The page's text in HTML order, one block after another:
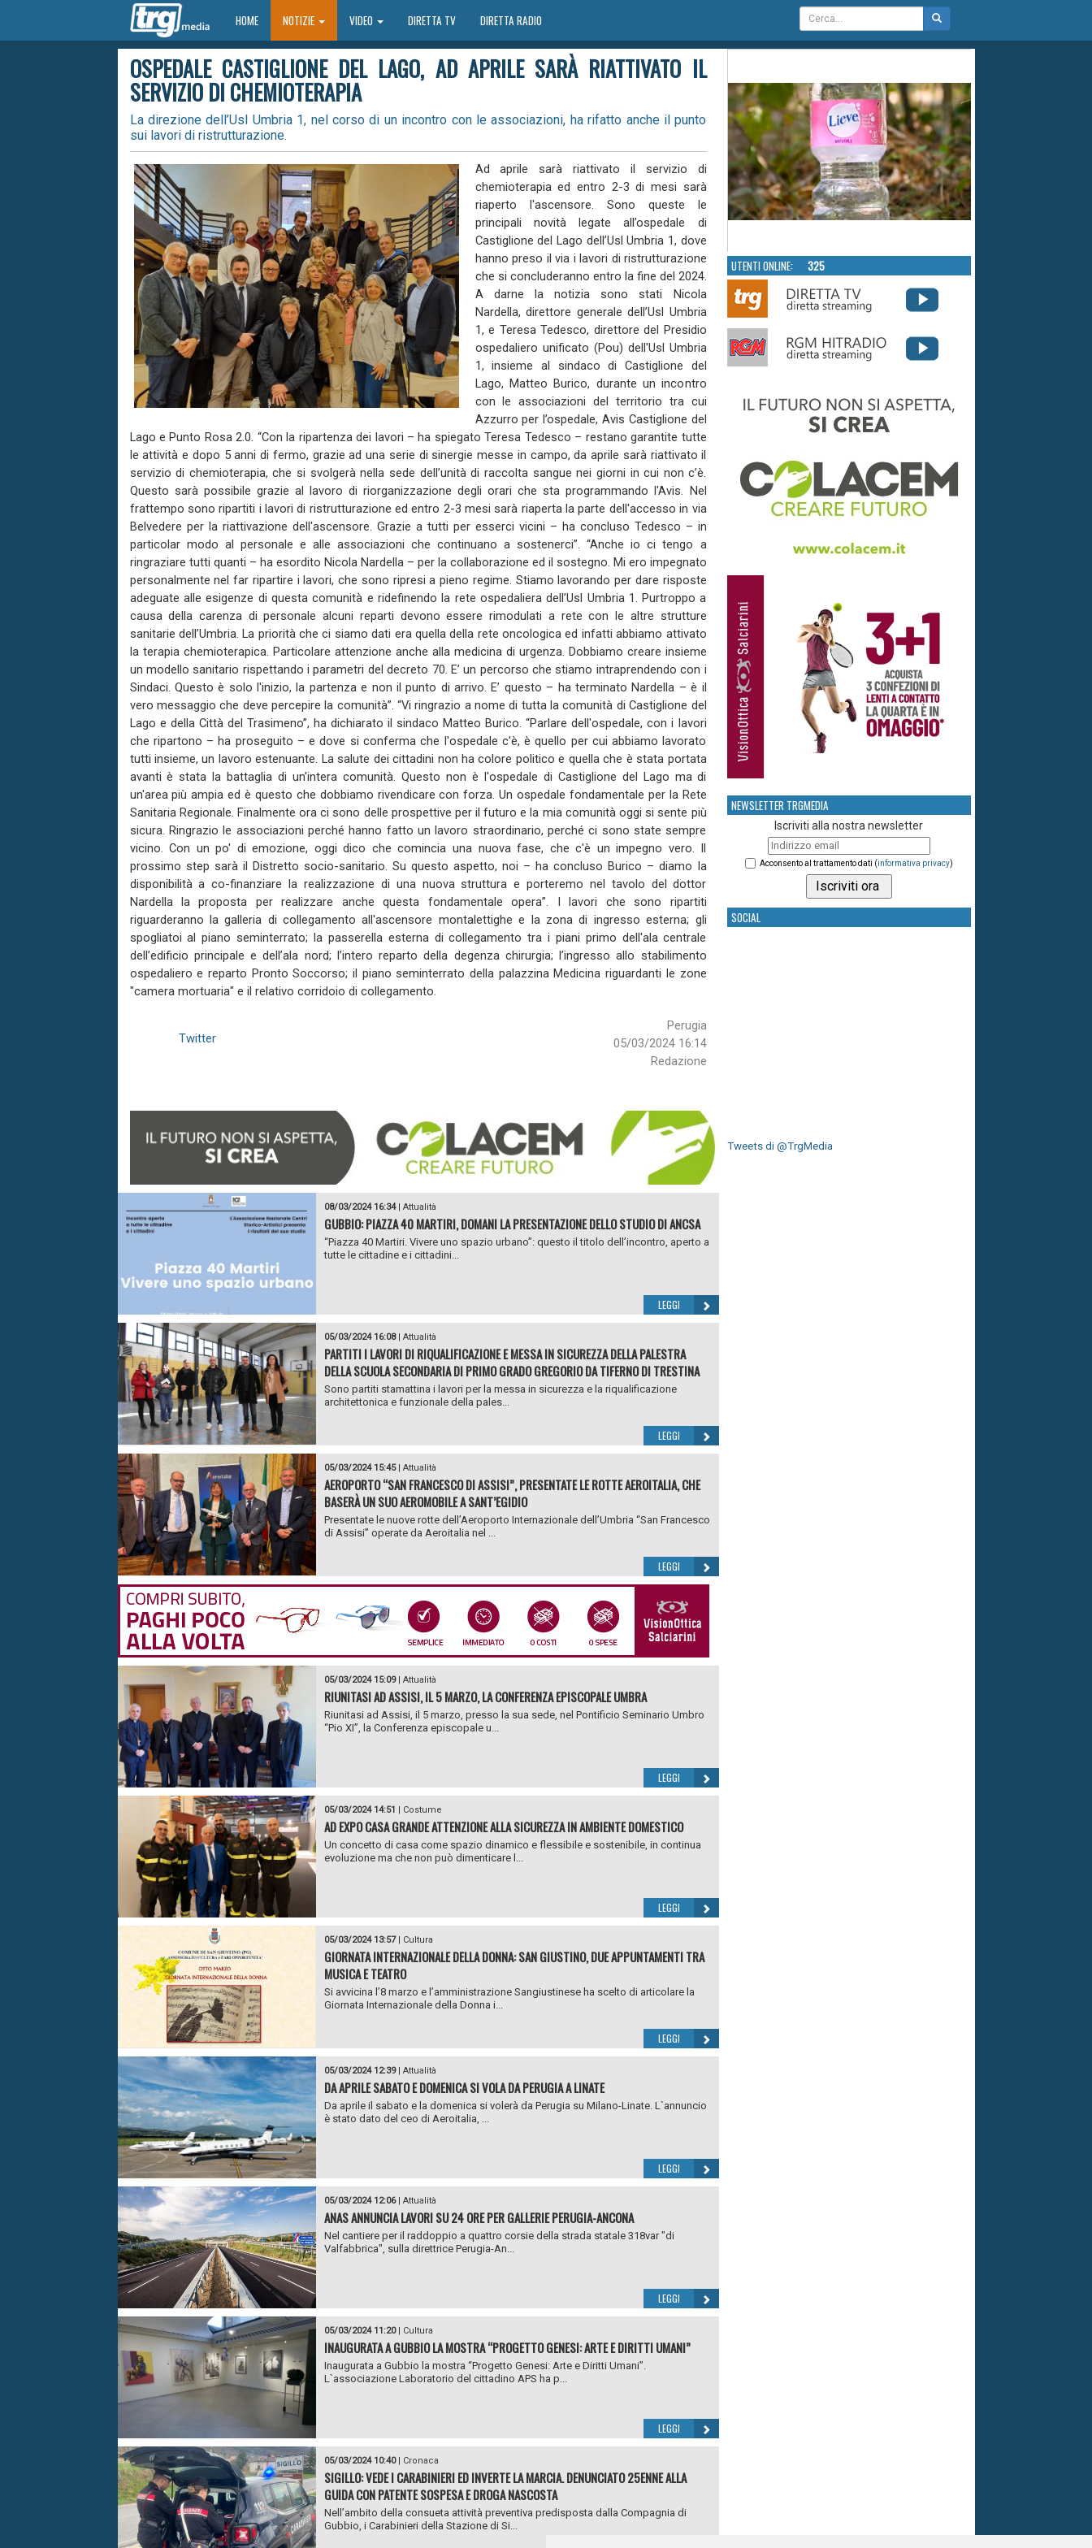
HOMEHOME NOTIZIE VIDEO DIRETTA TV DIRETTA RADIO
OSPEDALE CASTIGLIONE DEL LAGO, AD APRILE SARÀ RIATTIVATO IL
SERVIZIO DI CHEMIOTERAPIA
La direzione dell’Usl Umbria 1, nel corso di un incontro con le associazioni, ha rifatto anche il punto
sui lavori di ristrutturazione.
Ad aprile sarà riattivato il servizio di
chemioterapia ed entro 2-3 di mesi sarà
riaperto l'ascensore. Sono queste le
principali novità legate all’ospedale di
Castiglione del Lago dell’Usl Umbria 1, dove
hanno preso il via i lavori di ristrutturazione
che si concluderanno entro la fine del 2024.
A darne la notizia sono stati Nicola
Nardella, direttore generale dell’Usl Umbria
1, e Teresa Tedesco, direttore del Presidio
ospedaliero unificato (Pou) dell'Usl Umbria
1, insieme al sindaco di Castiglione del
Lago, Matteo Burico, durante un incontro
con le associazioni del territorio tra cui
Azzurro per l’ospedale, Avis Castiglione del
Lago e Punto Rosa 2.0. “Con la ripartenza dei lavori – ha spiegato Teresa Tedesco – restano garantite tutte
le attività e dopo 5 anni di fermo, grazie ad una serie di sinergie messe in campo, da aprile sarà riattivato il
servizio di chemioterapia, che si svolgerà nella sede dell’unità di raccolta sangue nei giorni in cui non c’è.
Questo sarà possibile grazie al lavoro di riorganizzazione degli orari che sta programmando l'Avis. Nel
frattempo sono ripartiti i lavori di ristrutturazione ed entro 2-3 mesi sarà riaperta la parte dell'accesso in via
Belvedere per la riattivazione dell'ascensore. Grazie a tutti per esserci vicini – ha concluso Tedesco – in
particolar modo al personale e alle associazioni che continuano a sostenerci”. “Anche io ci tengo a
ringraziare tutti quanti – ha esordito Nicola Nardella – per la collaborazione ed il sostegno. Mi ero impegnato
personalmente nel far ripartire i lavori, che sono ripresi a pieno regime. Stiamo lavorando per dare risposte
adeguate alle esigenze di questa comunità e ridefinendo la rete ospedaliera dell’Usl Umbria 1. Purtroppo a
causa della carenza di personale alcuni reparti devono essere rimodulati a rete con le altre strutture
sanitarie dell’Umbria. La priorità che ci siamo dati era quella della rete oncologica ed infatti abbiamo attivato
la terapia chemioterapica. Particolare attenzione anche alla medicina di urgenza. Dobbiamo creare insieme
un modello sanitario rispettando i parametri del decreto 70. E’ un percorso che stiamo intraprendendo con i
Sindaci. Questo è solo l'inizio, la partenza e non il punto di arrivo. E’ questo – ha terminato Nardella – è il
vero messaggio che deve percepire la comunità”. “Vi ringrazio a nome di tutta la comunità di Castiglione del
Lago e della Città del Trasimeno”, ha dichiarato il sindaco Matteo Burico. “Parlare dell'ospedale, con i lavori
che ripartono – ha proseguito – e dove si conferma che l'ospedale c'è, è quello per cui abbiamo lavorato
tutti insieme, un lavoro estenuante. La salute dei cittadini non ha colore politico e quella che è stata portata
avanti è stata la battaglia di un'intera comunità. Questo non è l'ospedale di Castiglione del Lago ma di
un'area più ampia ed è questo che dobbiamo rivendicare con forza. Un ospedale fondamentale per la Rete
Sanitaria Regionale. Finalmente ora ci sono delle prospettive per il futuro e la mia comunità oggi si sente più
sicura. Ringrazio le associazioni perché hanno fatto un lavoro straordinario, perché ci sono state sempre
vicino. Con un po' di emozione, oggi dico che comincia una nuova fase, che c'è un impegno vero. Il
prossimo step sarà il Distretto socio-sanitario. Su questo aspetto, noi – ha concluso Burico – diamo la
disponibilità a co-finanziare la realizzazione di una nuova struttura e porteremo nel tavolo del dottor
Nardella la proposta per realizzare anche questa fondamentale opera”. I lavori che sono ripartiti
riguarderanno la galleria di collegamento all'ascensore montalettighe e la zona di ingresso esterna; gli
spogliatoi al piano seminterrato; la passerella esterna di collegamento tra i piani primo dell'ala centrale
dell’edificio principale e dell’ala nord; l’intero reparto della degenza chirurgia; l’ingresso allo stabilimento
ospedaliero e reparto Pronto Soccorso; il piano seminterrato della palazzina Medicina riguardanti le zone
"camera mortuaria" e il relativo corridoio di collegamento.
Perugia
05/03/2024 16:14
Redazione
Twitter
08/03/2024 16:34| Attualità
GUBBIO: PIAZZA 40 MARTIRI, DOMANI LA PRESENTAZIONE DELLO STUDIO DI ANCSA
“Piazza 40 Martiri. Vivere uno spazio urbano”: questo il titolo dell’incontro, aperto a
tutte le cittadine e i cittadini...
LEGGI
05/03/2024 16:08| Attualità
PARTITI I LAVORI DI RIQUALIFICAZIONE E MESSA IN SICUREZZA DELLA PALESTRA
DELLA SCUOLA SECONDARIA DI PRIMO GRADO GREGORIO DA TIFERNO DI TRESTINA
Sono partiti stamattina i lavori per la messa in sicurezza e la riqualificazione
architettonica e funzionale della pales...
LEGGI
05/03/2024 15:45| Attualità
AEROPORTO “SAN FRANCESCO DI ASSISI”, PRESENTATE LE ROTTE AEROITALIA, CHE
BASERÀ UN SUO AEROMOBILE A SANT’EGIDIO
Presentate le nuove rotte dell’Aeroporto Internazionale dell’Umbria “San Francesco
di Assisi” operate da Aeroitalia nel ...
LEGGI
05/03/2024 15:09| Attualità
RIUNITASI AD ASSISI, IL 5 MARZO, LA CONFERENZA EPISCOPALE UMBRA
Riunitasi ad Assisi, il 5 marzo, presso la sua sede, nel Pontificio Seminario Umbro
“Pio XI”, la Conferenza episcopale u...
LEGGI
05/03/2024 14:51 | Costume
AD EXPO CASA GRANDE ATTENZIONE ALLA SICUREZZA IN AMBIENTE DOMESTICO
Un concetto di casa come spazio dinamico e flessibile e sostenibile, in continua
evoluzione ma che non può dimenticare l...
LEGGI
05/03/2024 13:57| Cultura
GIORNATA INTERNAZIONALE DELLA DONNA: SAN GIUSTINO, DUE APPUNTAMENTI TRA
MUSICA E TEATRO
Si avvicina l’8 marzo e l’amministrazione Sangiustinese ha scelto di articolare la
Giornata Internazionale della Donna i...
LEGGI
05/03/2024 12:39| Attualità
DA APRILE SABATO E DOMENICA SI VOLA DA PERUGIA A LINATE
Da aprile il sabato e la domenica si volerà da Perugia su Milano-Linate. L`annuncio
è stato dato del ceo di Aeroitalia, ...
LEGGI
05/03/2024 12:06| Attualità
ANAS ANNUNCIA LAVORI SU 24 ORE PER GALLERIE PERUGIA-ANCONA
Nel cantiere per il raddoppio a quattro corsie della strada statale 318var "di
Valfabbrica", sulla direttrice Perugia-An...
LEGGI
05/03/2024 11:20| Cultura
INAUGURATA A GUBBIO LA MOSTRA “PROGETTO GENESI: ARTE E DIRITTI UMANI”
Inaugurata a Gubbio la mostra “Progetto Genesi: Arte e Diritti Umani”.
L`associazione Laboratorio del cittadino APS ha p...
LEGGI
05/03/2024 10:40| Cronaca
SIGILLO: VEDE I CARABINIERI ED INVERTE LA MARCIA. DENUNCIATO 25ENNE ALLA
GUIDA CON PATENTE SOSPESA E DROGA NASCOSTA
Nell’ambito della consueta attività preventiva predisposta dalla Compagnia di
Gubbio, i Carabinieri della Stazione di Si...
UTENTI ONLINE: 325
NEWSLETTER TRGMEDIA
Iscriviti alla nostra newsletter
Acconsento al trattamento dati (informativa privacy)
SOCIAL
Tweets di @TrgMedia